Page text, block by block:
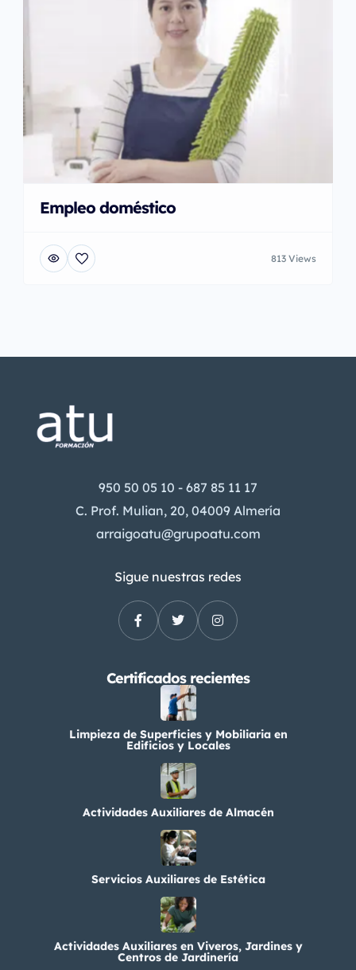
Empleo doméstico
813 Views
950 50 05 10 - 687 85 11 17
C. Prof. Mulian, 20, 04009 Almería
arraigoatu@grupoatu.com
Sigue nuestras redes
Certificados recientes
Limpieza de Superficies y Mobiliaria en
Edificios y Locales
Actividades Auxiliares de Almacén
Servicios Auxiliares de Estética
Actividades Auxiliares en Viveros, Jardines y
Centros de Jardinería